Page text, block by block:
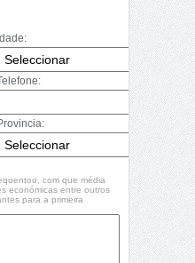
Idade:
com que média
económicas entre outros
para a primeira